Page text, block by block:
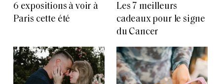
6 expositions à voir à
Paris cette été
Les 7 meilleurs
cadeaux pour le signe
du Cancer